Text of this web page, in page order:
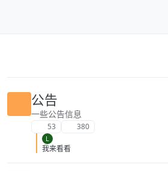
公告
一些公告信息
53 380
L
我来看看